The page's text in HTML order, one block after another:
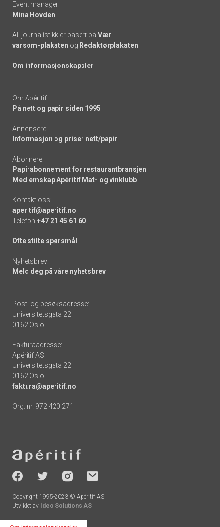
Event manager:
Mina Hovden
All journalistikk er basert på Vær
varsom-plakaten og Redaktørplakaten
Om informasjonskapsler
Om Apéritif:
På nett og papir siden 1995
Annonsere:
Informasjon og priser nett/papir
Abonnere:
Papirabonnement for restaurantbransjen
Medlemskap Apéritif Mat- og vinklubb
Kontakt oss:
aperitif@aperitif.no
Telefon +47 21 45 61 60
Ofte stilte spørsmål
Nyhetsbrev:
Meld deg på våre nyhetsbrev
Post- og besøksadresse:
Universitetsgata 22
0162 Oslo
Fakturaadresse:
Apéritif AS
Universitetsgata 22
0162 Oslo
faktura@aperitif.no
Org. nr. 972 420 271
-
socials
Copyright 1995-2023 © Apéritif AS
Utviklet av Ideo Solutions AS